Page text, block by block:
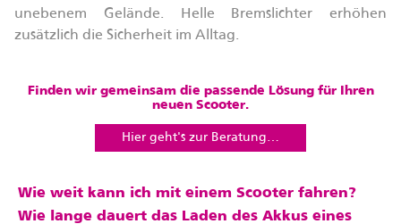
unebenem Gelände. Helle Bremslichter erhöhen
zusätzlich die Sicherheit im Alltag.
Finden wir gemeinsam die passende Lösung für Ihren
neuen Scooter.
Hier geht's zur Beratung…
Wie weit kann ich mit einem Scooter fahren?
Wie lange dauert das Laden des Akkus eines